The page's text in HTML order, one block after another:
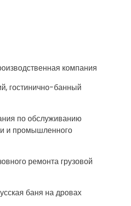
компания
гостинично-банный
по обслуживанию
и промышленного
ремонта грузовой
баня на дровах